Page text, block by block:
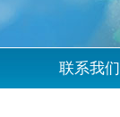
联系我们